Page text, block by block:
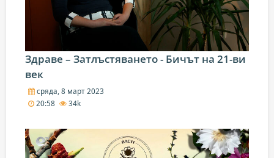
Здраве – Затлъстяването - Бичът на 21-ви
век
сряда, 8 март 2023
20:58
34k